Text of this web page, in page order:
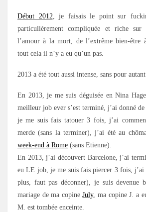
Début 2012, je faisais le point sur
particulièrement compliquée et riche
l’amour à la mort, de l’extrême bien-être
tout cela il n’y a eu qu’un pas.
2013 a été tout aussi intense, sans pour
En 2013, je me suis déguisée en Nina
meilleur job ever s’est terminé, j’ai donné
je me suis fais tatouer 3 fois, j’ai
merde (sans la terminer), j’ai été au
week-end à Rome (sans Etienne).
En 2013, j’ai découvert Barcelone, j’ai
eu LE job, je me suis fais piercer 3 fois,
plus, faut pas déconner), je suis devenue
mariage de ma copineJuly, ma copine J. a
M. est tombée enceinte.